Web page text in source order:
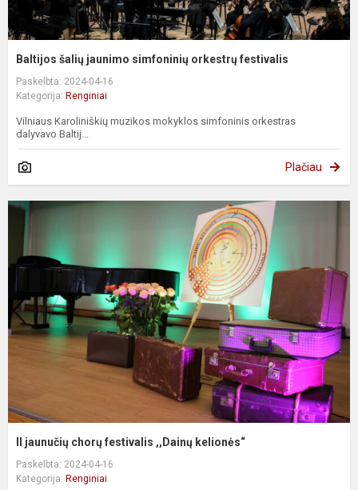
Baltijos šalių jaunimo simfoninių orkestrų festivalis
Paskelbta: 2024-04-16
Kategorija: Renginiai
Vilniaus Karoliniškių muzikos mokyklos simfoninis orkestras
dalyvavo Baltij...
Plačiau
II jaunučių chorų festivalis ,,Dainų kelionės“
Paskelbta: 2024-04-16
Kategorija: Renginiai